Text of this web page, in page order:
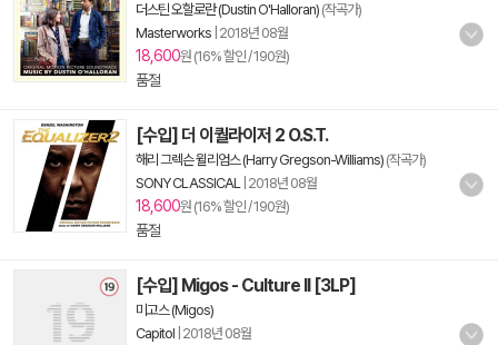
더스틴 오할로란 (Dustin O'Halloran) (작곡가)
Masterworks 2018년 08월
18,600원 (16% 할인 / 190원)
품절
[수입] 더 이퀄라이저 2 O.S.T.
해리 그렉슨 윌리엄스 (Harry Gregson-Williams) (작곡가)
SONY CLASSICAL| 2018년 08월
18,600원 (16% 할인 / 190원)
품절
[수입] Migos - Culture II [3LP]
미고스 (Migos)
Capitol 2018년 08월